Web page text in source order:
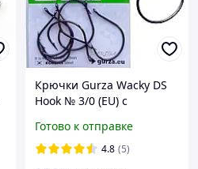
Крючки Gurza Wacky DS
Hook № 3/0 (EU) с
крючки на толстолоба, 7
шт/уп
Готово к отправке
4.8 (5)